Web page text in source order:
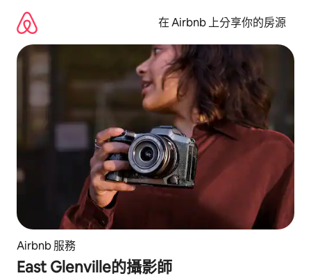
在 Airbnb 上分享你的房源
Airbnb 服務
East Glenville的攝影師